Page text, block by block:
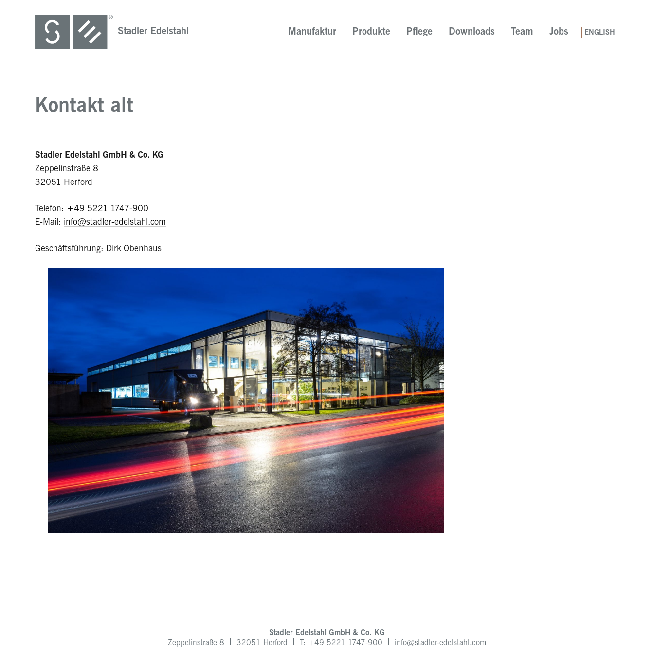
Stadler Edelstahl Manufaktur Produkte Pflege Downloads Team Jobs ENGLISH
Kontakt alt
Stadler Edelstahl GmbH & Co. KG
Zeppelinstraße 8
32051 Herford
Telefon: +49 5221 1747-900
E-Mail: info@stadler-edelstahl.com
Geschäftsführung: Dirk Obenhaus
Stadler Edelstahl GmbH & Co. KG
Zeppelinstraße 8
32051 Herford T: +49 5221 1747-900 info@stadler-edelstahl.com